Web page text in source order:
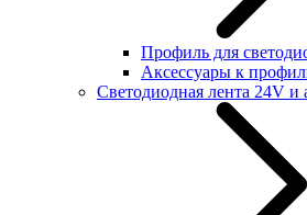
Профиль для
Аксессуары к
Светодиодная лента 24V и